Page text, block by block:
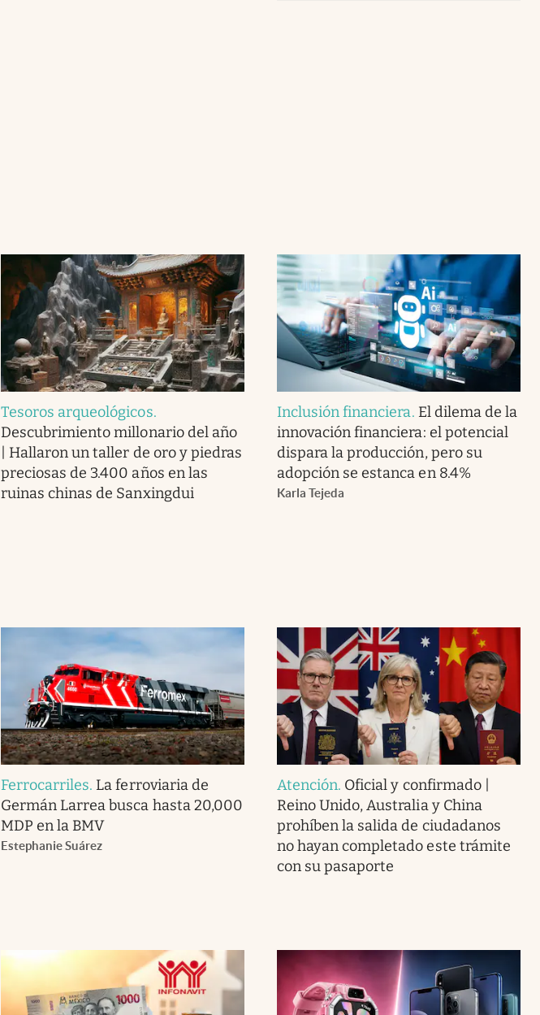
Tesoros arqueológicos.
Descubrimiento millonario del año
| Hallaron un taller de oro y piedras
preciosas de 3.400 años en las
ruinas chinas de Sanxingdui
Inclusión financiera. El dilema de la
innovación financiera: el potencial
dispara la producción, pero su
adopción se estanca en 8.4%
Karla Tejeda
Ferrocarriles. La ferroviaria de
Germán Larrea busca hasta 20,000
MDP en la BMV
Estephanie Suárez
Atención. Oficial y confirmado |
Reino Unido, Australia y China
prohíben la salida de ciudadanos
no hayan completado este trámite
con su pasaporte